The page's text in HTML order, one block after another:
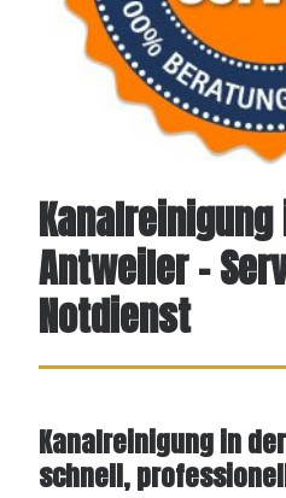
Antweiler –
Notdienst
Kanalreinigung in
schnell,